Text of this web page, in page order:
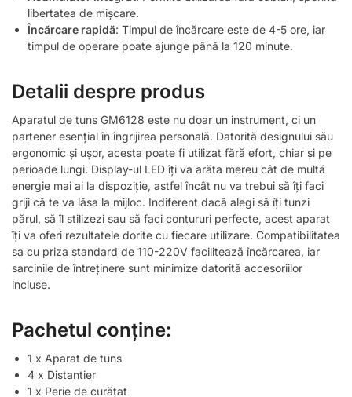
libertatea de mișcare.
Încărcare rapidă: Timpul de încărcare este de 4-5 ore, iar
timpul de operare poate ajunge până la 120 minute.
Detalii despre produs
Aparatul de tuns GM6128 este nu doar un instrument, ci un
partener esențial în îngrijirea personală. Datorită designului său
ergonomic și ușor, acesta poate fi utilizat fără efort, chiar și pe
perioade lungi. Display-ul LED îți va arăta mereu cât de multă
energie mai ai la dispoziție, astfel încât nu va trebui să îți faci
griji că te va lăsa la mijloc. Indiferent dacă alegi să îți tunzi
părul, să îl stilizezi sau să faci contururi perfecte, acest aparat
îți va oferi rezultatele dorite cu fiecare utilizare. Compatibilitatea
sa cu priza standard de 110-220V facilitează încărcarea, iar
sarcinile de întreținere sunt minimize datorită accesoriilor
incluse.
Pachetul conține:
1 x Aparat de tuns
4 x Distantier
1 x Perie de curățat